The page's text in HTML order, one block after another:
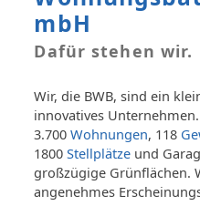
mbH
Dafür stehen wir.
Wir, die BWB, sind ein
innovatives
3.700Wohnungen, 118
1800Stellplätze und
großzügige Grünflächen.
angenehmes